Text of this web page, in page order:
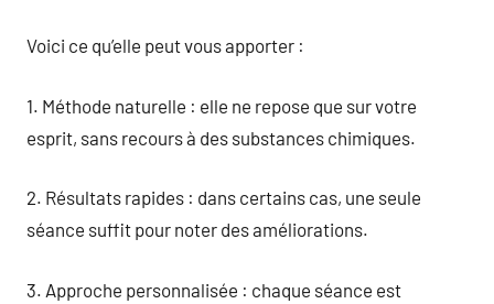
Voici ce qu’elle peut vous apporter :
1. Méthode naturelle : elle ne repose que sur votre
esprit, sans recours à des substances chimiques.
2. Résultats rapides : dans certains cas, une seule
séance suffit pour noter des améliorations.
3. Approche personnalisée : chaque séance est